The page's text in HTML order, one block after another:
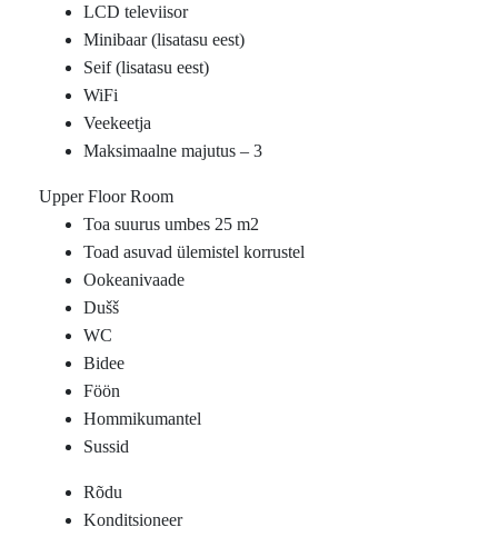
LCD televiisor
Minibaar (lisatasu eest)
Seif (lisatasu eest)
WiFi
Veekeetja
Maksimaalne majutus – 3
Upper Floor Room
Toa suurus umbes 25 m2
Toad asuvad ülemistel korrustel
Ookeanivaade
Dušš
WC
Bidee
Föön
Hommikumantel
Sussid
Rõdu
Konditsioneer